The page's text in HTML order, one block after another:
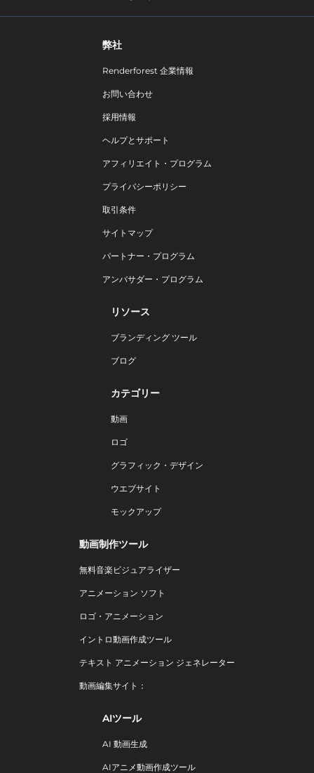
弊社
Renderforest 企業情報
お問い合わせ
採用情報
ヘルプとサポート
アフィリエイト・プログラム
プライバシーポリシー
取引条件
サイトマップ
パートナー・プログラム
アンバサダー・プログラム
リソース
ブランディング ツール
ブログ
カテゴリー
動画
ロゴ
グラフィック・デザイン
ウエブサイト
モックアップ
動画制作ツール
無料音楽ビジュアライザー
アニメーション ソフト
ロゴ・アニメーション
イントロ動画作成ツール
テキスト アニメーション ジェネレーター
動画編集サイト：
AIツール
AI 動画生成
AIアニメ動画作成ツール